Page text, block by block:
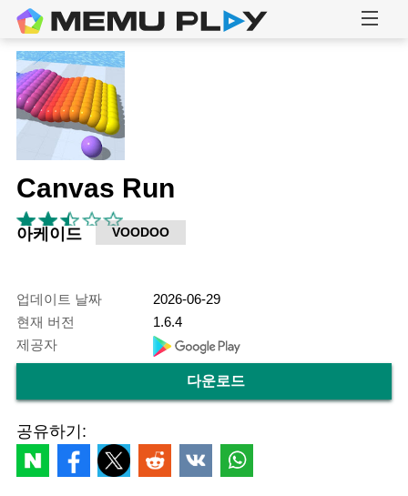
Canvas Run
아케이드 VOODOO
업데이트 날짜
2026-06-29
현재 버전
1.6.4
제공자
다운로드
공유하기: